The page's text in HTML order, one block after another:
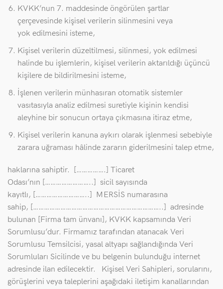
KVKK’nun 7. maddesinde öngörülen şartlar
çerçevesinde kişisel verilerin silinmesini veya
yok edilmesini isteme,
Kişisel verilerin düzeltilmesi, silinmesi, yok edilmesi
halinde bu işlemlerin, kişisel verilerin aktarıldığı üçüncü
kişilere de bildirilmesini isteme,
İşlenen verilerin münhasıran otomatik sistemler
vasıtasıyla analiz edilmesi suretiyle kişinin kendisi
aleyhine bir sonucun ortaya çıkmasına itiraz etme,
Kişisel verilerin kanuna aykırı olarak işlenmesi sebebiyle
zarara uğraması hâlinde zararın giderilmesini talep etme,
haklarına sahiptir. […………….] Ticaret
Odası’nın [……………………..] sicil sayısında
kayıtlı, [………………………..] MERSİS numarasına
sahip, [……………………………………………………………..] adresinde
bulunan [Firma tam ünvanı], KVKK kapsamında Veri
Sorumlusu’dur. Firmamız tarafından atanacak Veri
Sorumlusu Temsilcisi, yasal altyapı sağlandığında Veri
Sorumluları Sicilinde ve bu belgenin bulunduğu internet
adresinde ilan edilecektir. Kişisel Veri Sahipleri, sorularını,
görüşlerini veya taleplerini aşağıdaki iletişim kanallarından